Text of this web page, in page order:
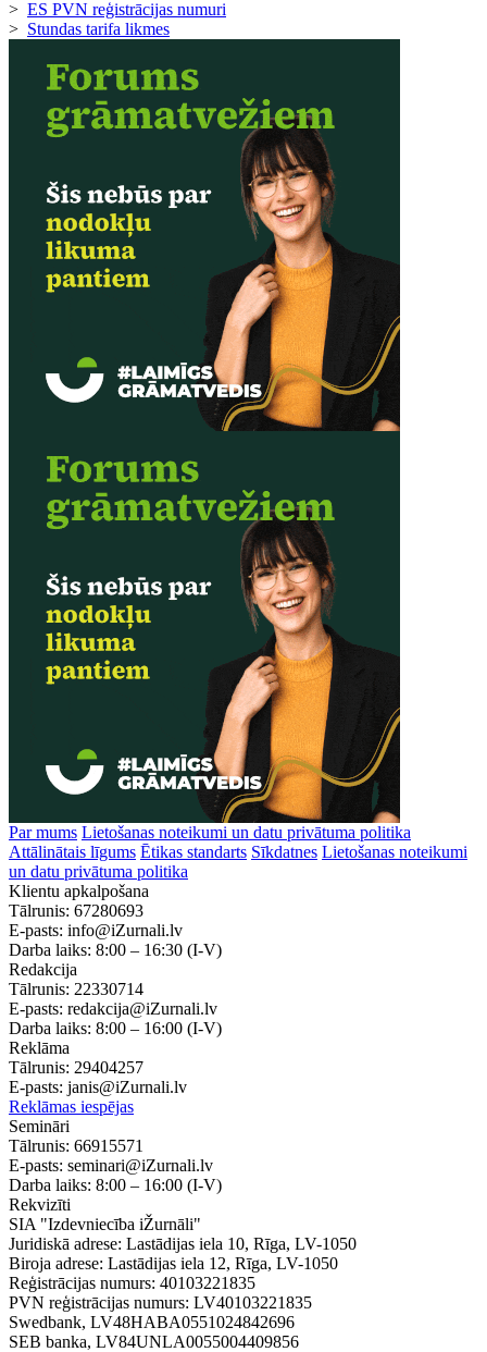
> ES PVN reģistrācijas numuri
> Stundas tarifa likmes
Par mums Lietošanas noteikumi un datu privātuma politika
Attālinātais līgums Ētikas standarts Sīkdatnes Lietošanas noteikumi
un datu privātuma politika
Klientu apkalpošana
Tālrunis: 67280693
E-pasts: info@iZurnali.lv
Darba laiks: 8:00 – 16:30 (I-V)
Redakcija
Tālrunis: 22330714
E-pasts: redakcija@iZurnali.lv
Darba laiks: 8:00 – 16:00 (I-V)
Reklāma
Tālrunis: 29404257
E-pasts: janis@iZurnali.lv
Reklāmas iespējas
Semināri
Tālrunis: 66915571
E-pasts: seminari@iZurnali.lv
Darba laiks: 8:00 – 16:00 (I-V)
Rekvizīti
SIA "Izdevniecība iŽurnāli"
Juridiskā adrese: Lastādijas iela 10, Rīga, LV-1050
Biroja adrese: Lastādijas iela 12, Rīga, LV-1050
Reģistrācijas numurs: 40103221835
PVN reģistrācijas numurs: LV40103221835
Swedbank, LV48HABA0551024842696
SEB banka, LV84UNLA0055004409856